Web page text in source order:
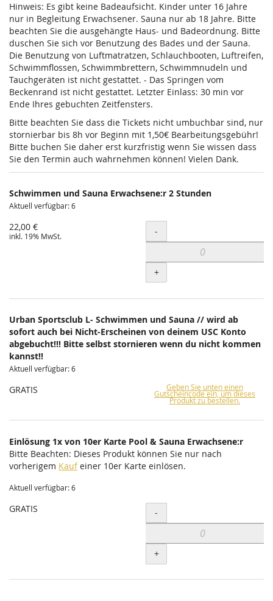
Hinweis: Es gibt keine Badeaufsicht. Kinder unter 16 Jahre
nur in Begleitung Erwachsener. Sauna nur ab 18 Jahre. Bitte
beachten Sie die ausgehängte Haus- und Badeordnung. Bitte
duschen Sie sich vor Benutzung des Bades und der Sauna.
Die Benutzung von Luftmatratzen, Schlauchbooten, Luftreifen,
Schwimmflossen, Schwimmbrettern, Schwimmnudeln und
Tauchgeräten ist nicht gestattet. - Das Springen vom
Beckenrand ist nicht gestattet. Letzter Einlass: 30 min vor
Ende Ihres gebuchten Zeitfensters.
Bitte beachten Sie dass die Tickets nicht umbuchbar sind, nur
stornierbar bis 8h vor Beginn mit 1,50€ Bearbeitungsgebühr!
Bitte buchen Sie daher erst kurzfristig wenn Sie wissen dass
Sie den Termin auch wahrnehmen können! Vielen Dank.
Schwimmen und Sauna Erwachsene:r 2 Stunden
Aktuell verfügbar: 6
22,00 €
inkl. 19% MwSt. Menge
-
+
Urban Sportsclub L- Schwimmen und Sauna // wird ab
sofort auch bei Nicht-Erscheinen von deinem USC Konto
abgebucht!!! Bitte selbst stornieren wenn du nicht kommen
kannst!!
Aktuell verfügbar: 6
GRATIS Geben Sie unten einen
Gutscheincode ein, um dieses
Produkt zu bestellen.
Einlösung 1x von 10er Karte Pool & Sauna Erwachsene:r
Bitte Beachten: Dieses Produkt können Sie nur nach
vorherigem Kaufeiner 10er Karte einlösen.
Aktuell verfügbar: 6
GRATIS Menge
-
+